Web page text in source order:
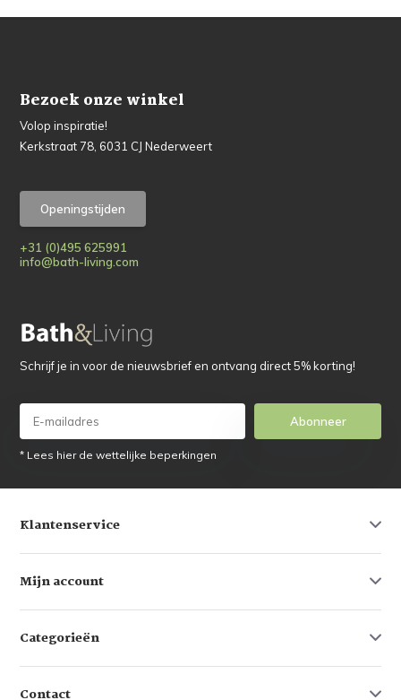
Bezoek onze winkel
Volop inspiratie!
Kerkstraat 78, 6031 CJ Nederweert
Openingstijden
+31 (0)495 625991
info@bath-living.com
Schrijf je in voor de nieuwsbrief en ontvang direct 5% korting!
Abonneer
* Lees hier de wettelijke beperkingen
Klantenservice
Mijn account
Categorieën
Contact